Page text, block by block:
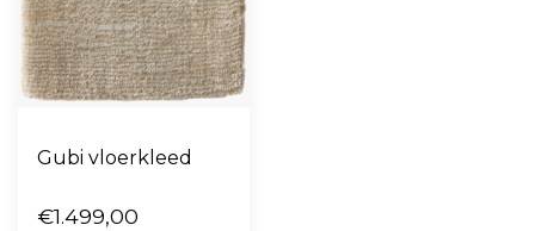
Gubi vloerkleed
€1.499,00